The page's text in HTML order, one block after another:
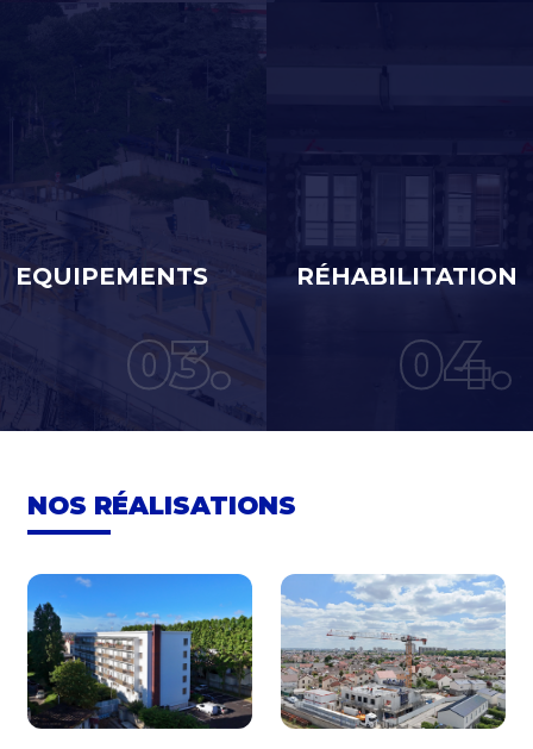
EQUIPEMENTS
03.
RÉHABILITATION
04.
NOS RÉALISATIONS